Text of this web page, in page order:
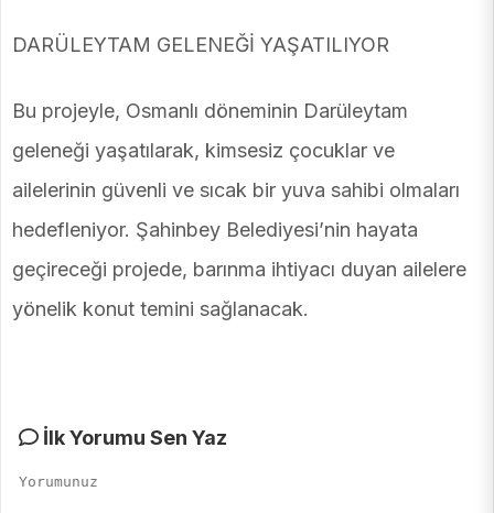
DARÜLEYTAM GELENEĞİ YAŞATILIYOR
Bu projeyle, Osmanlı döneminin Darüleytam
geleneği yaşatılarak, kimsesiz çocuklar ve
ailelerinin güvenli ve sıcak bir yuva sahibi olmaları
hedefleniyor. Şahinbey Belediyesi’nin hayata
geçireceği projede, barınma ihtiyacı duyan ailelere
yönelik konut temini sağlanacak.
İlk Yorumu Sen Yaz